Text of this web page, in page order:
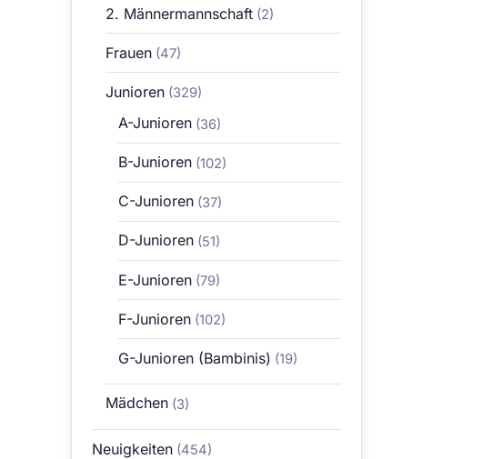
2. Männermannschaft(2)
Frauen(47)
Junioren(329)
A-Junioren (36)
B-Junioren (102)
C-Junioren (37)
D-Junioren (51)
E-Junioren (79)
F-Junioren (102)
G-Junioren (Bambinis) (19)
Mädchen(3)
Neuigkeiten (454)